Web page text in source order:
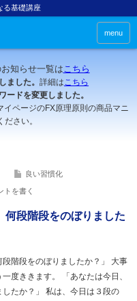
る基礎講座
menu
らせ一覧はこちら
ました。 詳細はこちら
ードを変更しました。
ジのFX原理原則の商品マニ
さい。
良い習慣化
トを書く
何段階段をのぼりました
段階段をのぼりましたか？」 大事
度ききます。 「あなたは今日、
たか？」 私は、今日は３段の